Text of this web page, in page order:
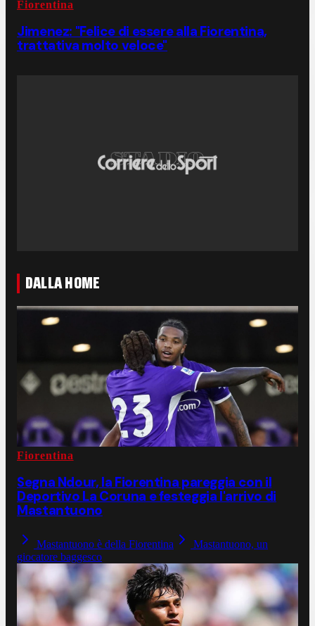
Fiorentina
Jimenez: "Felice di essere alla Fiorentina,
trattativa molto veloce"
DALLA HOME
Fiorentina
Segna Ndour, la Fiorentina pareggia con il
Deportivo La Coruna e festeggia l'arrivo di
Mastantuono
Mastantuono è della Fiorentina
Mastantuono, un
giocatore baggesco